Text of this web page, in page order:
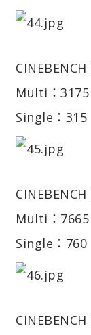
CINEBENCH
Multi：3175
Single：315
CINEBENCH
Multi：7665
Single：760
CINEBENCH